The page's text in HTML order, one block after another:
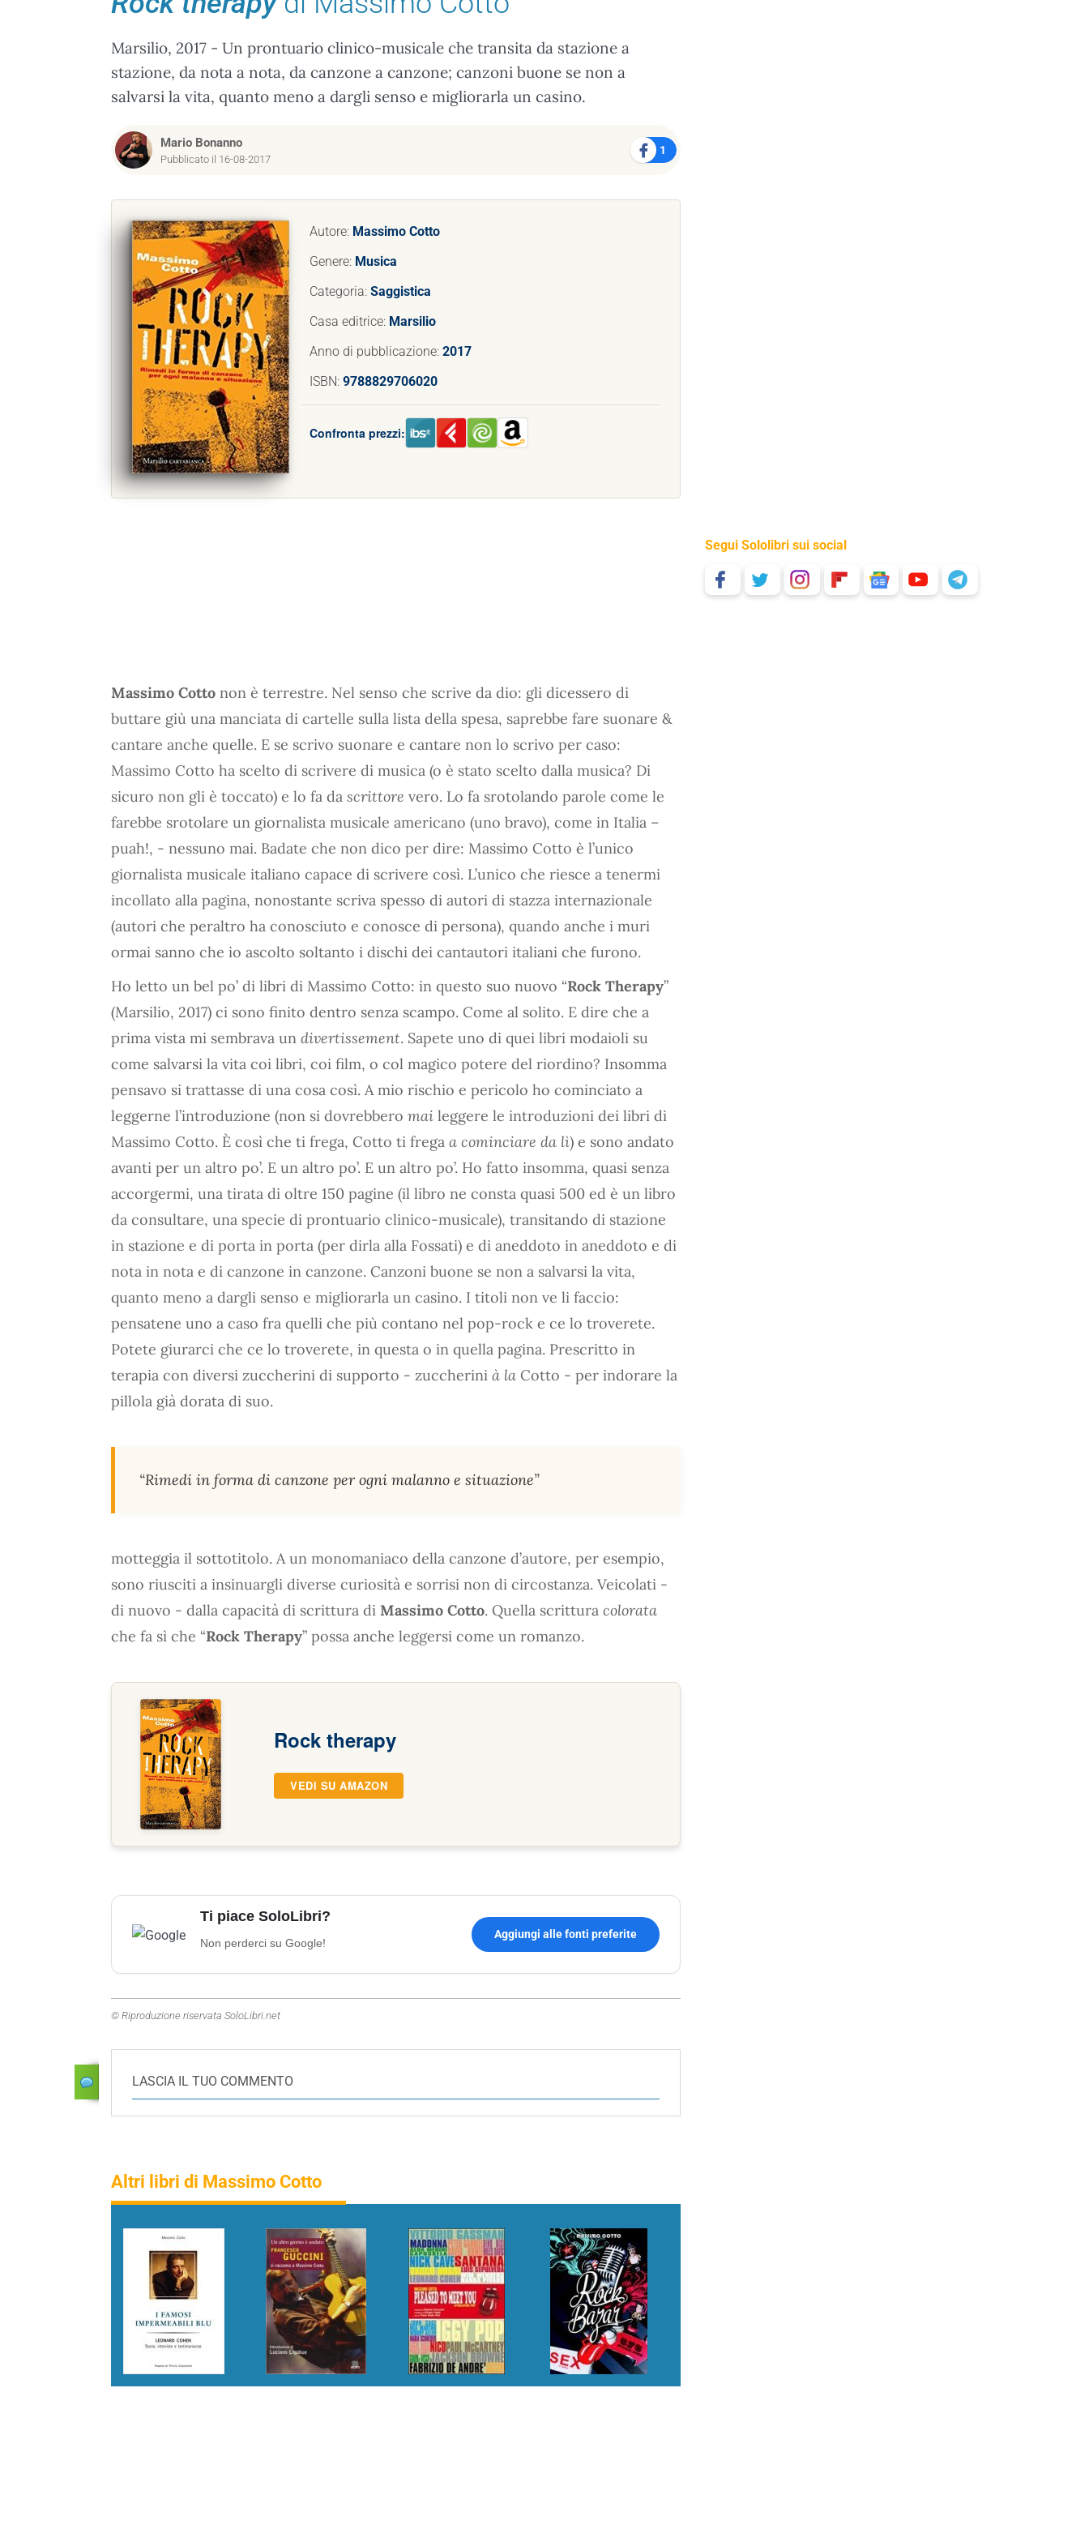
Marsilio, 2017 - Un prontuario clinico-musicale che transita da stazione a
stazione, da nota a nota, da canzone a canzone; canzoni buone se non a
salvarsi la vita, quanto meno a dargli senso e migliorarla un casino.
Mario Bonanno
Pubblicato il 16-08-2017
1
Autore: Massimo Cotto
Genere: Musica
Categoria: Saggistica
Casa editrice: Marsilio
Anno di pubblicazione: 2017
ISBN: 9788829706020
Confronta prezzi:
Massimo Cotto non è terrestre. Nel senso che scrive da dio: gli dicessero di
buttare giù una manciata di cartelle sulla lista della spesa, saprebbe fare suonare &
cantare anche quelle. E se scrivo suonare e cantare non lo scrivo per caso:
Massimo Cotto ha scelto di scrivere di musica (o è stato scelto dalla musica? Di
sicuro non gli è toccato) e lo fa da scrittore vero. Lo fa srotolando parole come le
farebbe srotolare un giornalista musicale americano (uno bravo), come in Italia –
puah!, - nessuno mai. Badate che non dico per dire: Massimo Cotto è l’unico
giornalista musicale italiano capace di scrivere così. L’unico che riesce a tenermi
incollato alla pagina, nonostante scriva spesso di autori di stazza internazionale
(autori che peraltro ha conosciuto e conosce di persona), quando anche i muri
ormai sanno che io ascolto soltanto i dischi dei cantautori italiani che furono.
Ho letto un bel po’ di libri di Massimo Cotto: in questo suo nuovo “Rock Therapy”
(Marsilio, 2017) ci sono finito dentro senza scampo. Come al solito. E dire che a
prima vista mi sembrava un divertissement. Sapete uno di quei libri modaioli su
come salvarsi la vita coi libri, coi film, o col magico potere del riordino? Insomma
pensavo si trattasse di una cosa così. A mio rischio e pericolo ho cominciato a
leggerne l’introduzione (non si dovrebbero mai leggere le introduzioni dei libri di
Massimo Cotto. È così che ti frega, Cotto ti frega a cominciare da lì) e sono andato
avanti per un altro po’. E un altro po’. E un altro po’. Ho fatto insomma, quasi senza
accorgermi, una tirata di oltre 150 pagine (il libro ne consta quasi 500 ed è un libro
da consultare, una specie di prontuario clinico-musicale), transitando di stazione
in stazione e di porta in porta (per dirla alla Fossati) e di aneddoto in aneddoto e di
nota in nota e di canzone in canzone. Canzoni buone se non a salvarsi la vita,
quanto meno a dargli senso e migliorarla un casino. I titoli non ve li faccio:
pensatene uno a caso fra quelli che più contano nel pop-rock e ce lo troverete.
Potete giurarci che ce lo troverete, in questa o in quella pagina. Prescritto in
terapia con diversi zuccherini di supporto - zuccherini à la Cotto - per indorare la
pillola già dorata di suo.
“Rimedi in forma di canzone per ogni malanno e situazione”
motteggia il sottotitolo. A un monomaniaco della canzone d’autore, per esempio,
sono riusciti a insinuargli diverse curiosità e sorrisi non di circostanza. Veicolati -
di nuovo - dalla capacità di scrittura di Massimo Cotto. Quella scrittura colorata
che fa sì che “Rock Therapy” possa anche leggersi come un romanzo.
Rock therapy
VEDI SU AMAZON
Ti piace SoloLibri?
Non perderci su Google!
Aggiungi alle fonti preferite
© Riproduzione riservata SoloLibri.net
LASCIA IL TUO COMMENTO
Altri libri di Massimo Cotto
Segui Sololibri sui social